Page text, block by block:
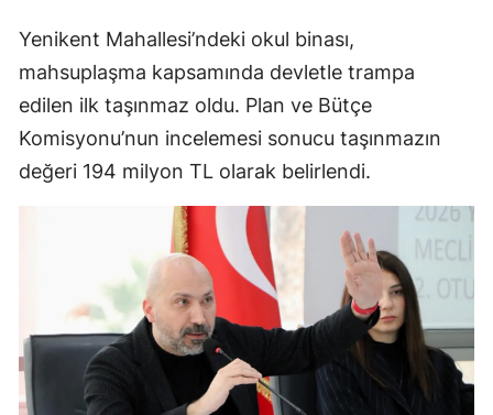
Yenikent Mahallesi’ndeki okul binası,
mahsuplaşma kapsamında devletle trampa
edilen ilk taşınmaz oldu. Plan ve Bütçe
Komisyonu’nun incelemesi sonucu taşınmazın
değeri 194 milyon TL olarak belirlendi.